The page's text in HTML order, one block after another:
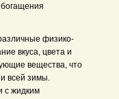
физико-
вкуса, цвета и
вещества, что
всей зимы.
с жидким